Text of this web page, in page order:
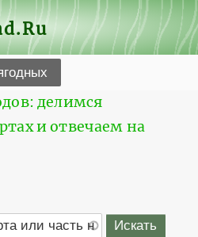
делимся
и отвечаем на